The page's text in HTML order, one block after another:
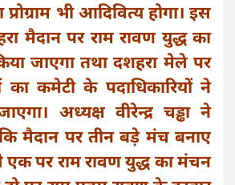
भी आदिवित्य होगा। इस
मैदान पर राम रावण युद्ध का
जाएगा तथा दशहरा मेले पर
का कमेटी के पदाधिकारियों ने
अध्यक्ष वीरेन्द्र चड्ढा ने
मैदान पर तीन बड़े मंच बनाए
पर राम रावण युद्ध का मंचन